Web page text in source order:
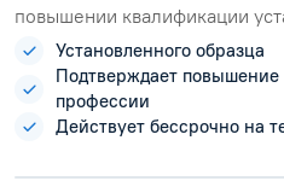
повышении квалификации
Установленного образца
Подтверждает
профессии
Действует бессрочно на